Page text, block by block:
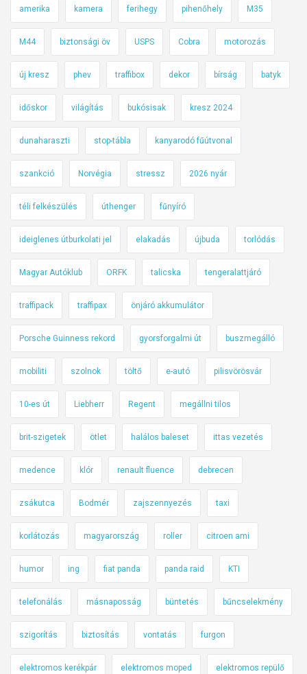
amerika kamera ferihegy pihenőhely M35
M44 biztonsági öv USPS Cobra motorozás
új kresz phev traffibox dekor bírság batyk
időskor világítás bukósisak kresz 2024
dunaharaszti stop-tábla kanyarodó fűútvonal
szankció Norvégia stressz 2026 nyár
téli felkészülés úthenger fűnyíró
ideiglenes útburkolati jel elakadás újbuda torlódás
Magyar Autóklub ORFK talicska tengeralattjáró
traffipack traffipax önjáró akkumulátor
Porsche Guinness rekord gyorsforgalmi út buszmegálló
mobiliti szolnok töltő e-autó pilisvörösvár
10-es út Liebherr Regent megállni tilos
brit-szigetek ötlet halálos baleset ittas vezetés
medence klór renault fluence debrecen
zsákutca Bodmér zajszennyezés taxi
korlátozás magyarország roller citroen ami
humor ing fiat panda panda raid KTI
telefonálás másnaposság büntetés bűncselekmény
szigorítás biztosítás vontatás furgon
elektromos kerékpár elektromos moped elektromos repülő